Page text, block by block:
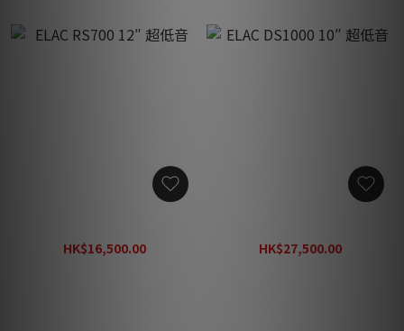
HK$16,500.00
HK$27,500.00